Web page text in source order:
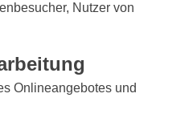
Nutzer von
Onlineangebotes und